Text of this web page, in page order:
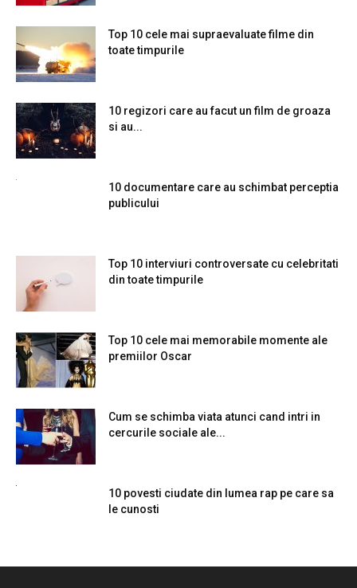
Top 10 cele mai supraevaluate filme din
toate timpurile
10 regizori care au facut un film de groaza
si au...
10 documentare care au schimbat perceptia
publicului
Top 10 interviuri controversate cu celebritati
din toate timpurile
Top 10 cele mai memorabile momente ale
premiilor Oscar
Cum se schimba viata atunci cand intri in
cercurile sociale ale...
10 povesti ciudate din lumea rap pe care sa
le cunosti